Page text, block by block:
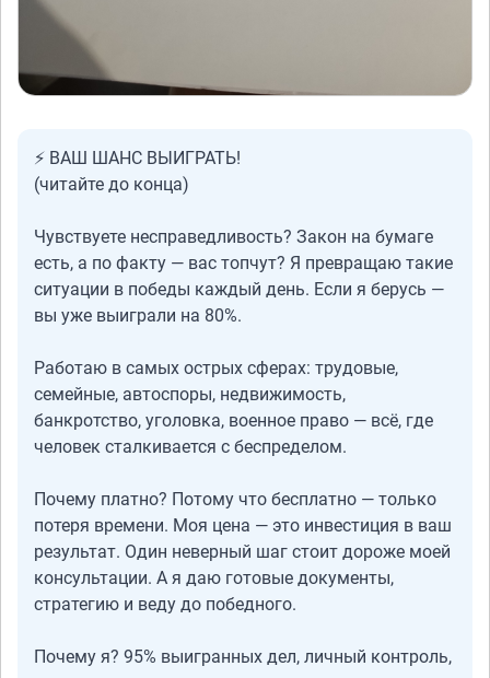
⚡ ВАШ ШАНС ВЫИГРАТЬ!
(читайте до конца)
Чувствуете несправедливость? Закон на бумаге
есть, а по факту — вас топчут? Я превращаю такие
ситуации в победы каждый день. Если я берусь —
вы уже выиграли на 80%.
Работаю в самых острых сферах: трудовые,
семейные, автоспоры, недвижимость,
банкротство, уголовка, военное право — всё, где
человек сталкивается с беспределом.
Почему платно? Потому что бесплатно — только
потеря времени. Моя цена — это инвестиция в ваш
результат. Один неверный шаг стоит дороже моей
консультации. А я даю готовые документы,
стратегию и веду до победного.
Почему я? 95% выигранных дел, личный контроль,